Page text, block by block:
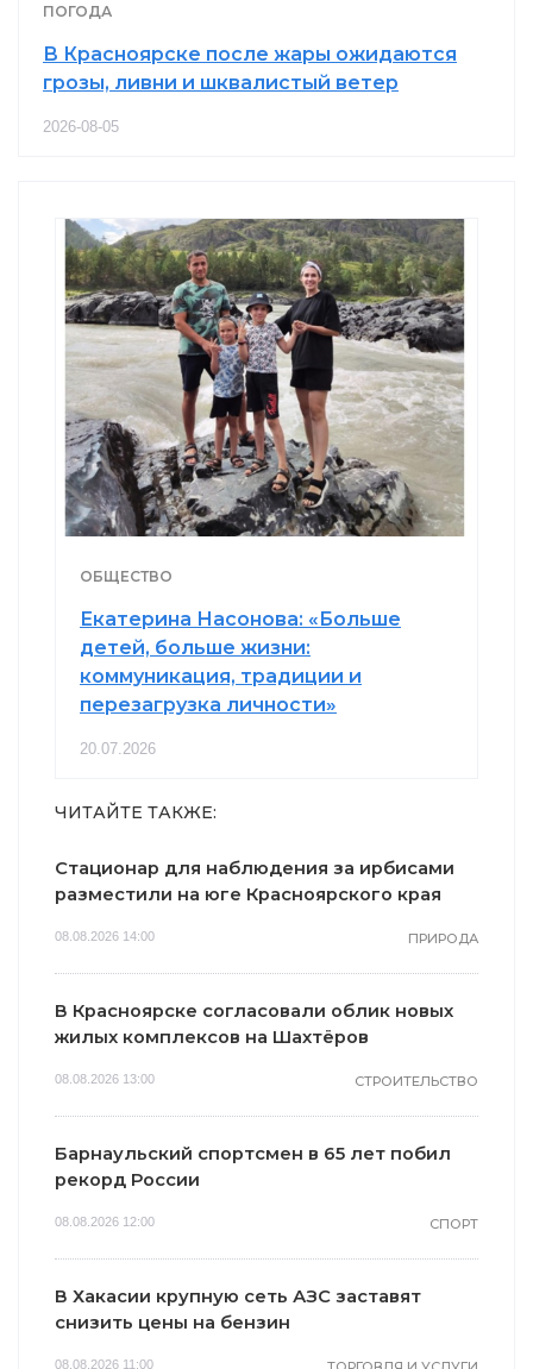
ПОГОДА
В Красноярске после жары ожидаются
грозы, ливни и шквалистый ветер
2026-08-05
ОБЩЕСТВО
Екатерина Насонова: «Больше
детей, больше жизни:
коммуникация, традиции и
перезагрузка личности»
20.07.2026
ЧИТАЙТЕ ТАКЖЕ:
Стационар для наблюдения за ирбисами
разместили на юге Красноярского края
08.08.2026 14:00 ПРИРОДА
В Красноярске согласовали облик новых
жилых комплексов на Шахтёров
08.08.2026 13:00 СТРОИТЕЛЬСТВО
Барнаульский спортсмен в 65 лет побил
рекорд России
08.08.2026 12:00 СПОРТ
В Хакасии крупную сеть АЗС заставят
снизить цены на бензин
08.08.2026 11:00